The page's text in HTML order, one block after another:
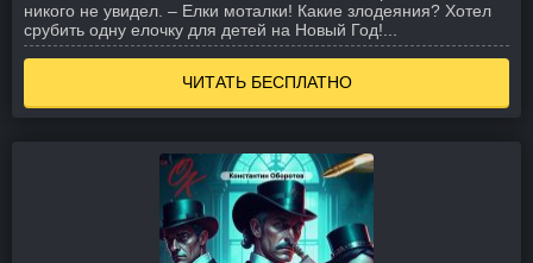
никого не увидел. – Елки моталки! Какие злодеяния? Хотел
срубить одну елочку для детей на Новый Год!...
ЧИТАТЬ БЕСПЛАТНО